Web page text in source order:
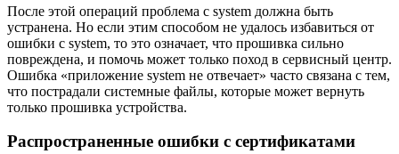
После этой операций проблема с system должна быть
устранена. Но если этим способом не удалось избавиться от
ошибки с system, то это означает, что прошивка сильно
повреждена, и помочь может только поход в сервисный центр.
Ошибка «приложение system не отвечает» часто связана с тем,
что пострадали системные файлы, которые может вернуть
только прошивка устройства.
Распространенные ошибки с сертификатами